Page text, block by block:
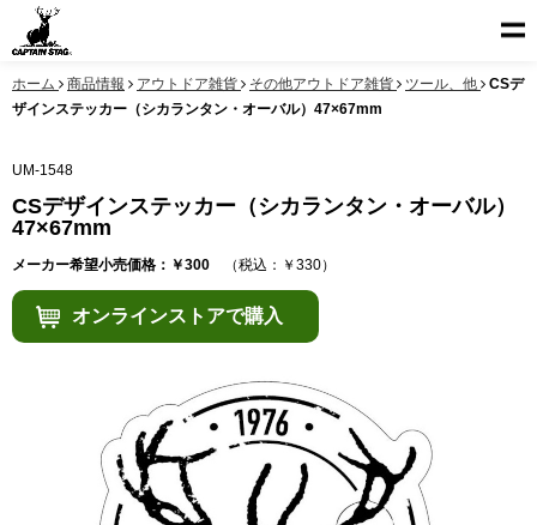
ホーム 商品情報 アウトドア雑貨 その他アウトドア雑貨 ツール、他
CSデ
ザインステッカー（シカランタン・オーバル）47×67mm
UM-1548
CSデザインステッカー（シカランタン・オーバル）
47×67mm
メーカー希望小売価格：￥300 （税込：￥330）
オンラインストアで購入